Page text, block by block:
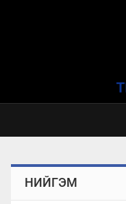
НИЙГЭМ